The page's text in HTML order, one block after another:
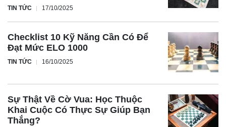
TIN TỨC 17/10/2025
Checklist 10 Kỹ Năng Cần Có Để
Đạt Mức ELO 1000
TIN TỨC 16/10/2025
Sự Thật Về Cờ Vua: Học Thuộc
Khai Cuộc Có Thực Sự Giúp Bạn
Thắng?